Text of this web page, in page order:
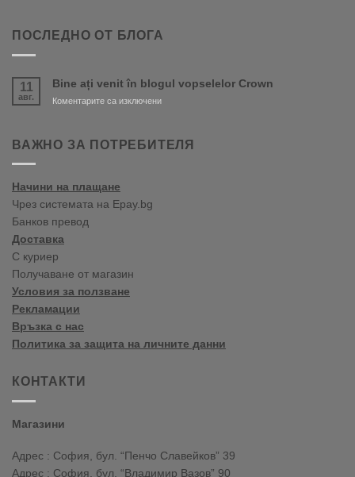
ПОСЛЕДНО ОТ БЛОГА
11
авг.
Bine ați venit în blogul vopselelor Crown
Коментарите са изключениза
venit
ВАЖНО ЗА ПОТРЕБИТЕЛЯ
Начини на плащане
Чрез системата на Epay.bg
Банков превод
Доставка
С куриер
Получаване от магазин
Условия за ползване
Рекламации
Връзка с нас
Политика за защита на личните данни
КОНТАКТИ
Магазини
Адрес : София, бул. “Пенчо Славейков” 39
Адрес : София, бул. “Владимир Вазов” 90